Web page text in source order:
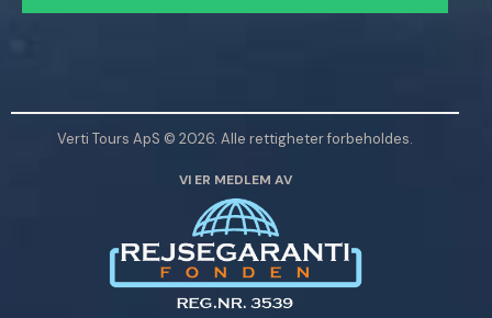
n
Verti Tours ApS © 2026. Alle rettigheter forbeholdes.
VI ER MEDLEM AV